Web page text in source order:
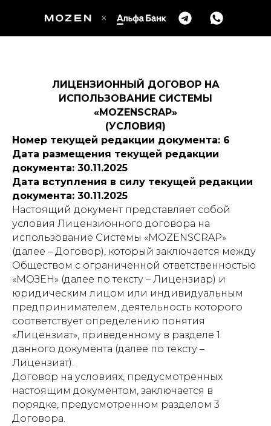
ЛИЦЕНЗИОННЫЙ ДОГОВОР НА
ИСПОЛЬЗОВАНИЕ СИСТЕМЫ
«MOZENSCRAP»
(УСЛОВИЯ)
Номер текущей редакции документа: 6
Дата размещения текущей редакции
документа: 30.11.2025
Дата вступления в силу текущей редакции
документа: 30.11.2025
Настоящий документ представляет собой
условия Лицензионного договора на
использование Системы «MOZENSCRAP»
(далее – Договор), который заключается между
Обществом с ограниченной ответственностью
«МОЗЕН» (далее по тексту – Лицензиар) и
юридическим лицом или индивидуальным
предпринимателем, деятельность которого
соответствует определению понятия
«Лицензиат», приведенному в разделе 1
данного документа (далее по тексту –
Лицензиат).
Договор на условиях, предусмотренных
настоящим документом, заключается в
порядке, предусмотренном разделом 3
Договора.